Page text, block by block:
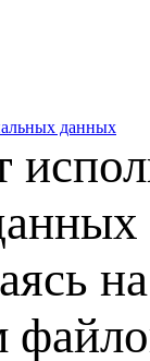
данных